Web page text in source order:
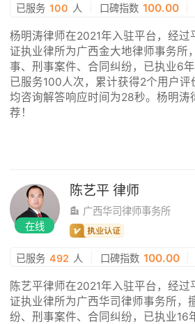
已服务 100 人 口碑指数 100.00
杨明涛律师在2021年入驻平台，经过
证执业律所为广西金大地律师事务所
事、刑事案件、合同纠纷，已执业6
已服务100人次，累计获得2个用户
均咨询解答响应时间为28秒。杨明涛
荐！
在线
陈艺平 律师
广西华司律师事务所
已服务 492 人 口碑指数 100.00
陈艺平律师在2021年入驻平台，经过
证执业律所为广西华司律师事务所，
纷、刑事案件、合同纠纷，已执业16